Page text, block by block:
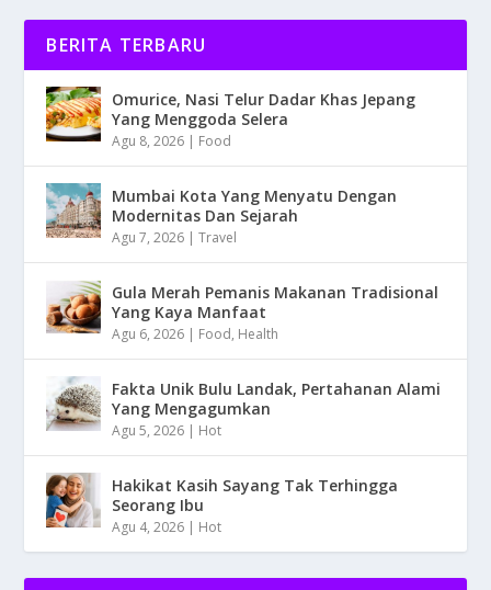
BERITA TERBARU
Omurice, Nasi Telur Dadar Khas Jepang
Yang Menggoda Selera
Agu 8, 2026 | Food
Mumbai Kota Yang Menyatu Dengan
Modernitas Dan Sejarah
Agu 7, 2026 |Travel
Gula Merah Pemanis Makanan Tradisional
Yang Kaya Manfaat
Agu 6, 2026 | Food, Health
Fakta Unik Bulu Landak, Pertahanan Alami
Yang Mengagumkan
Agu 5, 2026 | Hot
Hakikat Kasih Sayang Tak Terhingga
Seorang Ibu
Agu 4, 2026 | Hot